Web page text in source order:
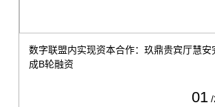
第六届数字中国服务联盟理事会在福州顺利
开
09